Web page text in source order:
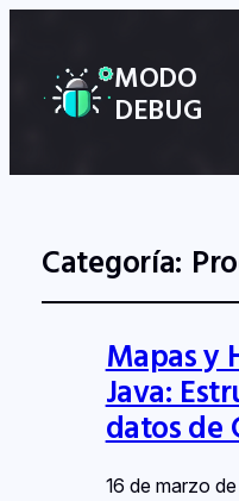
MODO
DEBUG
Categoría:
Mapas y
Java:
datos de
16 de marzo